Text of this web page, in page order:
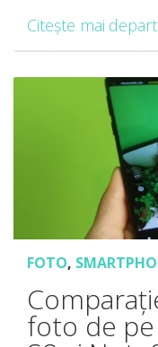
principale
Citește mai
FOTO,
foto de pe